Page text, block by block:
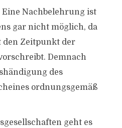
Eine Nachbelehrung ist
gar nicht möglich, da
den Zeitpunkt der
Demnach
des
ordnungsgemäß
geht es